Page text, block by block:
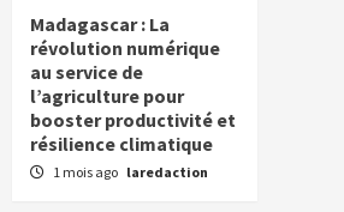
Madagascar : La
révolution numérique
au service de
l’agriculture pour
booster productivité et
résilience climatique
1 mois ago laredaction